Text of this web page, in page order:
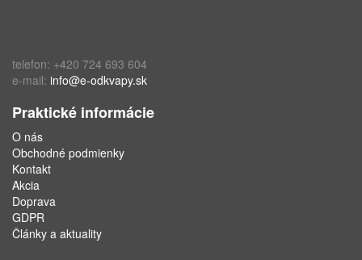
telefon: +420 724 693 604
e-mail: info@e-odkvapy.sk
Praktické informácie
O nás
Obchodné podmienky
Kontakt
Akcia
Doprava
GDPR
Články a aktuality